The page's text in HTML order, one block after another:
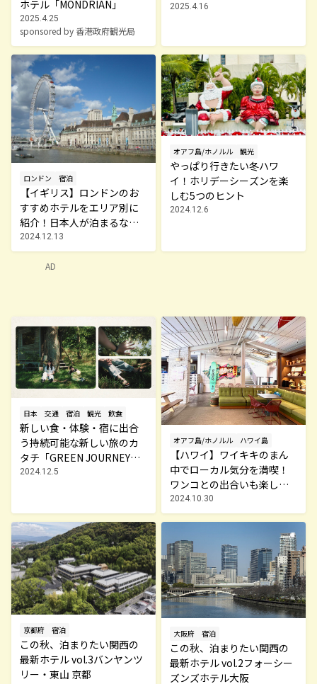
ホテル「MONDRIAN」
2025.4.25
sponsored by 香港政府観光局
ンタル石垣リゾート
2025.4.16
ロンドン 宿泊
【イギリス】ロンドンのお
すすめホテルをエリア別に
紹介！日本人が泊まるなら
ココ！
2024.12.13
オアフ島/ホノルル 観光
やっぱり行きたい冬ハワ
イ！ホリデーシーズンを楽
しむ5つのヒント
2024.12.6
AD
日本 交通 宿泊 観光 飲食
新しい食・体験・宿に出合
う持続可能な新しい旅のカ
タチ「GREEN JOURNEY」
とは？
2024.12.5
オアフ島/ホノルル ハワイ島
【ハワイ】ワイキキのまん
中でローカル気分を満喫！
ワンコとの出合いも楽しみ
なホテル「サーフジャック
ハワイ」
2024.10.30
京都府 宿泊
この秋、泊まりたい関西の
最新ホテル vol.3バンヤンツ
リー・東山 京都
大阪府 宿泊
この秋、泊まりたい関西の
最新ホテル vol.2フォーシー
ズンズホテル大阪